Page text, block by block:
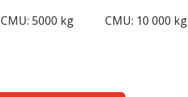
CMU: 5000 kg CMU: 10 000 kg